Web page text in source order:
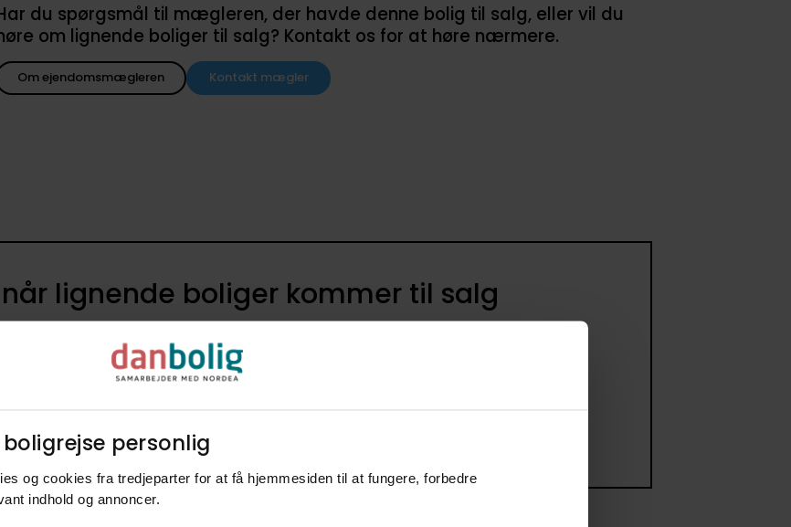
personlig​
og cookies fra tredjeparter for at få hjemmesiden til at fungere, forbedre
indhold og annoncer.​
du spørgsmål til mægleren, der havde denne bolig til salg, eller vil du
om lignende boliger til salg? Kontakt os for at høre nærmere.
Om ejendomsmægleren Kontakt mægler
lignende boliger kommer til salg
140 - 190 m2 Villa 2.000.000 kr. - 2.800.000 kr.
Opret med egne